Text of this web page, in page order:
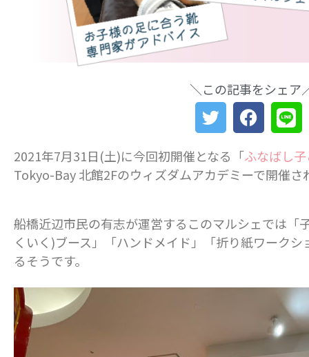
＼この記事をシェア
2021年7月31日(土)に今回初開催となる「ふなばし
Tokyo-Bay 北館2Fのウィズダムアカデミーで開催さ
船橋近辺市民の有志が運営するこのマルシェでは「
くいく)ブース」「ハンドメイド」「折り紙ワーク
るそうです。